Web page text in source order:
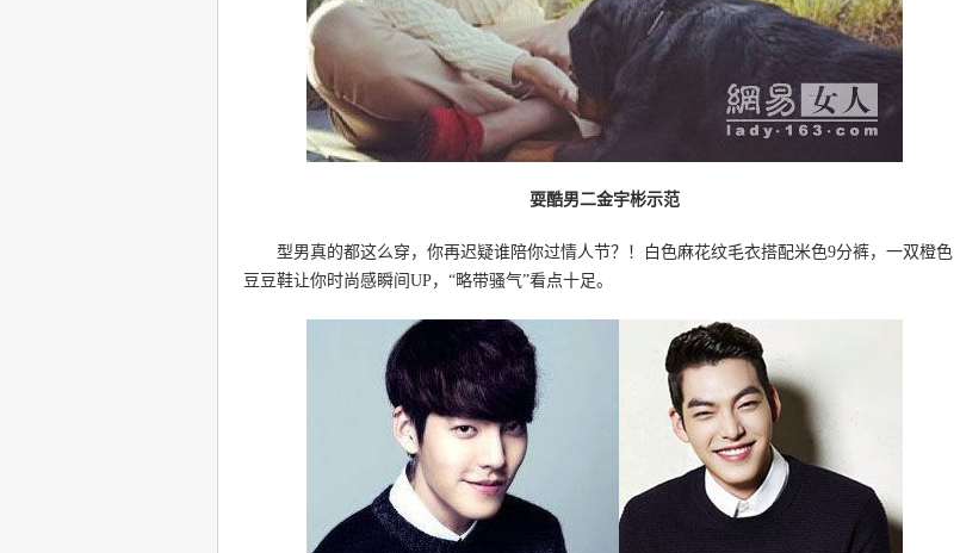
耍酷男二金宇彬示范
型男真的都这么穿，你再迟疑谁陪你过情人节？！白色麻花纹毛衣搭配米色9分裤，一双橙色
豆豆鞋让你时尚感瞬间UP，“略带骚气”看点十足。